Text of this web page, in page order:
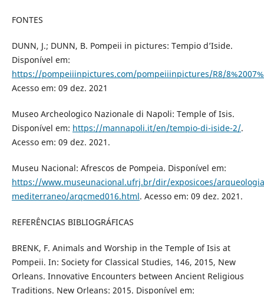
FONTES
DUNN, J.; DUNN, B. Pompeii in pictures: Tempio d’Iside.
Disponível em:
https://pompeiiinpictures.com/pompeiiinpictures/R8/
Acesso em: 09 dez. 2021
Museo Archeologico Nazionale di Napoli: Temple of Isis.
Disponível em: https://mannapoli.it/en/tempio-di-iside-2/.
Acesso em: 09 dez. 2021.
Museu Nacional: Afrescos de Pompeia. Disponível em:
https://www.museunacional.ufrj.br/dir/exposicoes/
mediterraneo/arqcmed016.html. Acesso em: 09 dez. 2021.
REFERÊNCIAS BIBLIOGRÁFICAS
BRENK, F. Animals and Worship in the Temple of Isis at
Pompeii. In: Society for Classical Studies, 146, 2015, New
Orleans. Innovative Encounters between Ancient Religious
Traditions. New Orleans: 2015. Disponível em: